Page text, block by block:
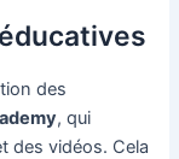
des
, qui
des vidéos. Cela